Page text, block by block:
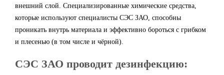
внешний слой. Специализированные химические средства,
которые используют специалисты СЭС ЗАО, способны
проникать внутрь материала и эффективно бороться с грибком
и плесенью (в том числе и чёрной).
СЭС ЗАО проводит дезинфекцию: